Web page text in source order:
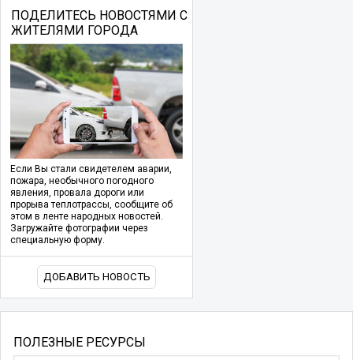
ПОДЕЛИТЕСЬ НОВОСТЯМИ С
ЖИТЕЛЯМИ ГОРОДА
Если Вы стали свидетелем аварии,
пожара, необычного погодного
явления, провала дороги или
прорыва теплотрассы, сообщите об
этом в ленте народных новостей.
Загружайте фотографии через
специальную форму.
ДОБАВИТЬ НОВОСТЬ
ПОЛЕЗНЫЕ РЕСУРСЫ